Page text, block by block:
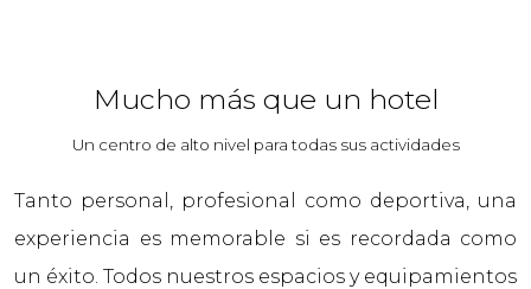
Mucho más que un hotel
Un centro de alto nivel para todas sus actividades
Tanto personal, profesional como deportiva, una
experiencia es memorable si es recordada como
un éxito. Todos nuestros espacios y equipamientos